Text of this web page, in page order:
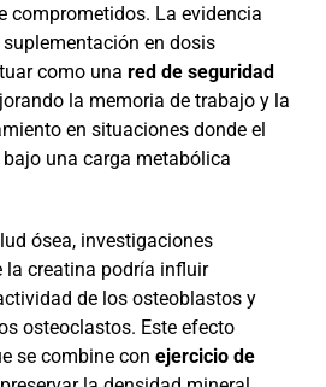
comprometidos. La evidencia
en dosis
como una red de seguridad
la memoria de trabajo y la
en situaciones donde el
una carga metabólica
ósea, investigaciones
la creatina podría influir
de los osteoblastos y
osteoclastos. Este efecto
se combine con ejercicio de